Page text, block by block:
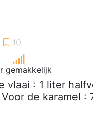
gemakkelijk
vlaai : 1 liter
de karamel